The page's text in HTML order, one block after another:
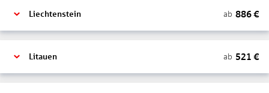
Liechtenstein ab 886€
Litauen ab 521 €